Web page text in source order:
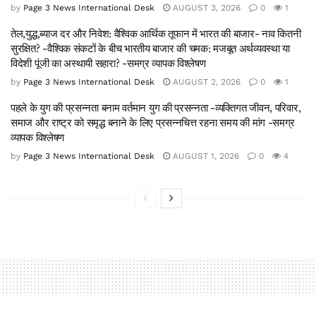
by Page 3 News International Desk AUGUST 3, 2026 0 1
तेल,युद्ध,ब्याज दर और निवेश: वैश्विक आर्थिक तूफान में भारत की बाजार- नाव कितनी
सुरक्षित? -वैश्विक संकटों के बीच भारतीय बाजार की चमक: मजबूत अर्थव्यवस्था या
विदेशी पूंजी का अस्थायी सहारा? -समग्र व्यापक विश्लेषण
by Page 3 News International Desk AUGUST 2, 2026 0 1
पहले के युग की प्रसन्नता बनाम वर्तमान युग की प्रसन्नता -व्यक्तिगत जीवन, परिवार,
समाज और राष्ट्र को समृद्ध बनाने के लिए प्रसन्नचित्त रहना समय की मांग -समग्र
व्यापक विश्लेषण
by Page 3 News International Desk AUGUST 1, 2026 0 4